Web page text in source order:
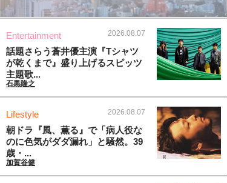
Entertainment 2026.08.07
話題さらう蒼井優主演『Tシャツ
が乾くまで』盛り上げるスピッツ
主題歌...
石黒隆之
Lifestyle 2026.08.07
朝ドラ『風、薫る』で「病人役な
のに色気がダダ漏れ」と騒然。39
歳・...
加賀谷健